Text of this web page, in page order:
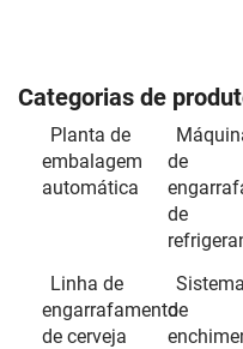
Categorias de
Planta de
embalagem
automática
de
de
Linha de
engarrafamento
de cerveja
Sistema
de